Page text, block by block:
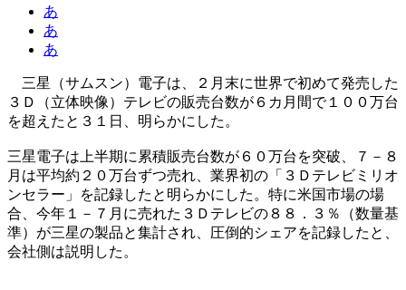
あ
あ
あ
三星（サムスン）電子は、２月末に世界で初めて発売した
３Ｄ（立体映像）テレビの販売台数が６カ月間で１００万台
を超えたと３１日、明らかにした。
三星電子は上半期に累積販売台数が６０万台を突破、７－８
月は平均約２０万台ずつ売れ、業界初の「３Ｄテレビミリオ
ンセラー」を記録したと明らかにした。特に米国市場の場
合、今年１－７月に売れた３Ｄテレビの８８．３％（数量基
準）が三星の製品と集計され、圧倒的シェアを記録したと、
会社側は説明した。